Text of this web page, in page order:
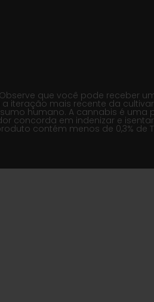
que você pode
iteração mais recente da
humano. A cannabis é
concorda em indenizar e
contém menos de 0,3% de